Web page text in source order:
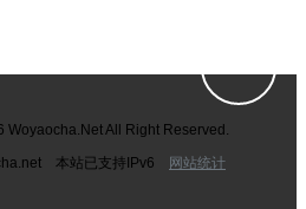
All Right Reserved.
本站已支持IPv6 网站统计